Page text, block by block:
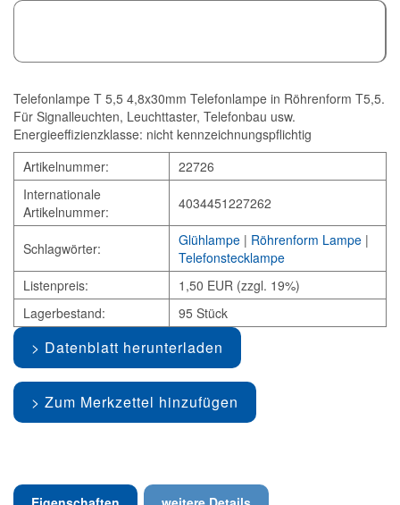
Telefonlampe T 5,5 4,8x30mm Telefonlampe in Röhrenform T5,5.
Für Signalleuchten, Leuchttaster, Telefonbau usw.
Energieeffizienzklasse: nicht kennzeichnungspflichtig
Artikelnummer:
22726
Internationale
Artikelnummer:
4034451227262
Schlagwörter: Glühlampe | Röhrenform Lampe |
Telefonstecklampe
Listenpreis:
1,50 EUR (zzgl. 19%)
Lagerbestand:
95 Stück
Datenblatt herunterladen
Zum Merkzettel hinzufügen